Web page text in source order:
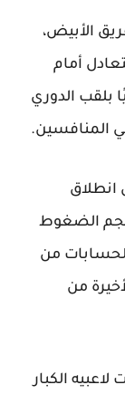
الأبيض،
أمام
بلقب الدوري
المنافسين.
انطلاق
حجم الضغوط
من
من
الكبار